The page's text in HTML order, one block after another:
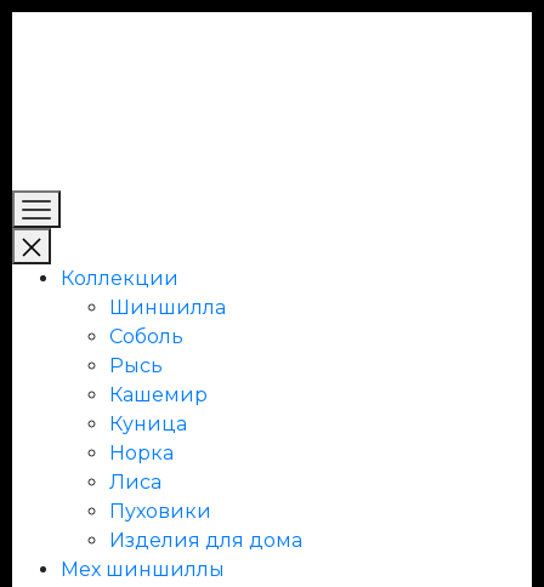
Коллекции
Шиншилла
Соболь
Рысь
Кашемир
Куница
Норка
Лиса
Пуховики
Изделия для дома
Мех шиншиллы